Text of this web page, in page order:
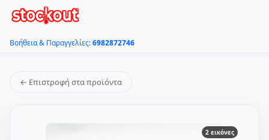
Βοήθεια & Παραγγελίες:6982872746
← Επιστροφή στα προϊόντα
2 εικόνες